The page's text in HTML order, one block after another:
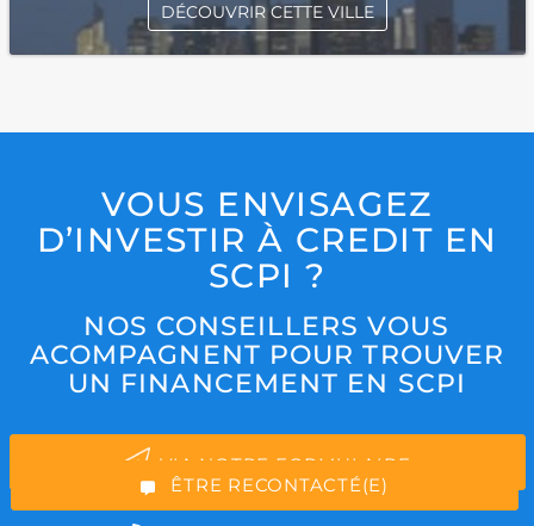
*Champs obligatoires
“Excellent”, 165 avis
ÊTRE RECONTACTÉ(E)
DÉCOUVRIR CETTE VILLE
VOUS ENVISAGEZ
D’INVESTIR À CREDIT EN
SCPI ?
NOS CONSEILLERS VOUS
ACOMPAGNENT POUR TROUVER
UN FINANCEMENT EN SCPI
VIA NOTRE FORMULAIRE